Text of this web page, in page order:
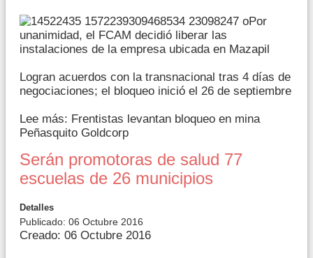
Por
unanimidad, el FCAM decidió liberar las
instalaciones de la empresa ubicada en Mazapil
Logran acuerdos con la transnacional tras 4 días de
negociaciones; el bloqueo inició el 26 de septiembre
Lee más: Frentistas levantan bloqueo en mina
Peñasquito Goldcorp
Serán promotoras de salud 77
escuelas de 26 municipios
Detalles
Publicado: 06 Octubre 2016
Creado: 06 Octubre 2016